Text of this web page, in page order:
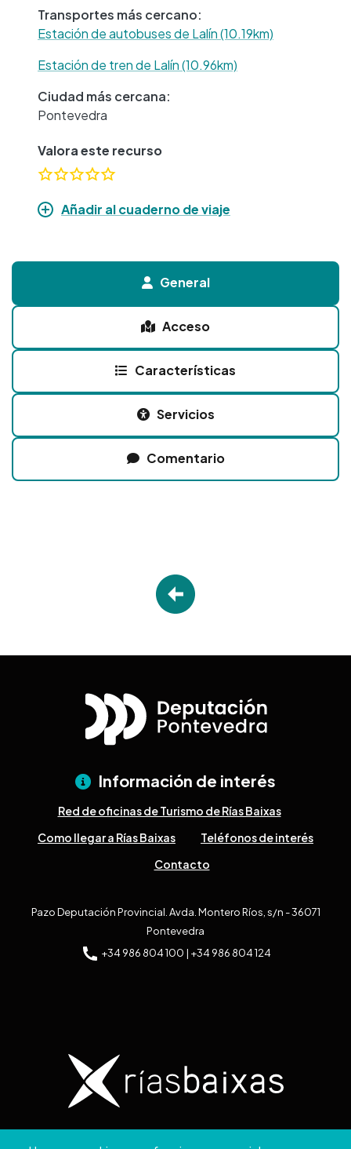
Transportes más cercano:
Estación de autobuses de Lalín (10.19km)
Estación de tren de Lalín (10.96km)
Ciudad más cercana:
Pontevedra
Valora este recurso
Añadir al cuaderno de viaje
General
Acceso
Características
Servicios
Comentario
Información de interés
Red de oficinas de Turismo de Rías Baixas
Como llegar a Rías Baixas
Teléfonos de interés
Contacto
Pazo Deputación Provincial. Avda. Montero Ríos, s/n - 36071
Pontevedra
+34 986 804 100 | +34 986 804 124
Copyright © 2026. Diputación de Pontevedra.